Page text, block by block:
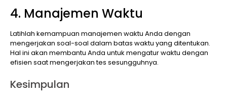
4. Manajemen Waktu
Latihlah kemampuan manajemen waktu Anda dengan
mengerjakan soal-soal dalam batas waktu yang ditentukan.
Hal ini akan membantu Anda untuk mengatur waktu dengan
efisien saat mengerjakan tes sesungguhnya.
Kesimpulan